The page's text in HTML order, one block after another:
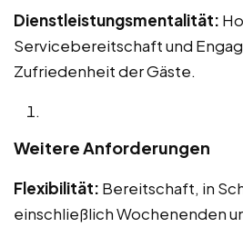
Dienstleistungsmentalität:
Servicebereitschaft und
Zufriedenheit der Gäste.
Weitere Anforderungen
Flexibilität: Bereitschaft, in
einschließlich Wochenenden